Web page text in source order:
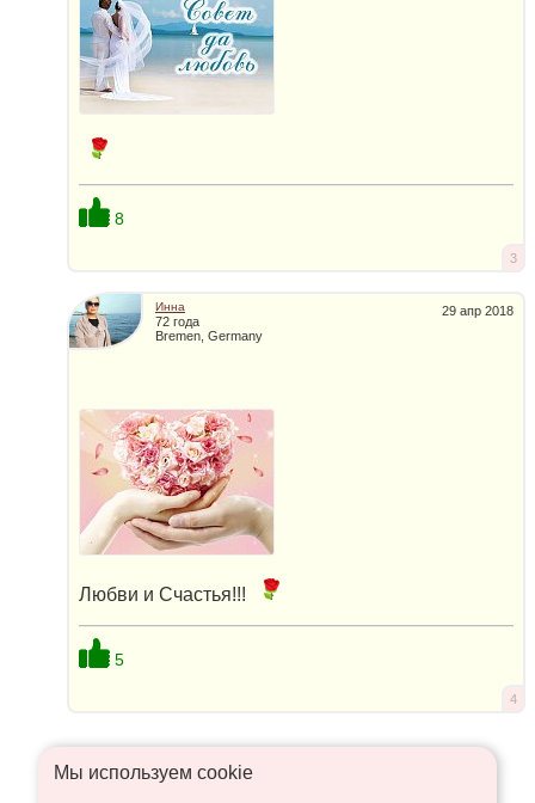
8
3
29 апр 2018
Инна
72 года
Bremen, Germany
Любви и Счастья!!!
5
4
Мы используем сookie